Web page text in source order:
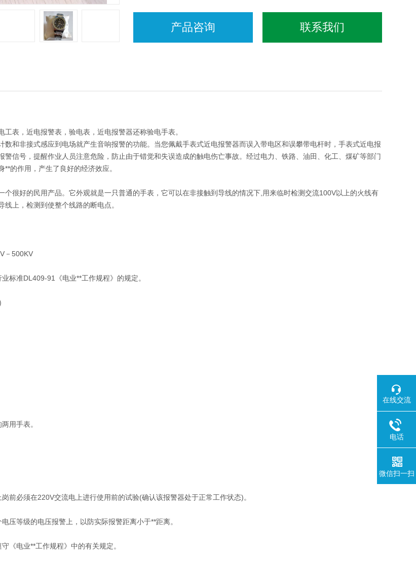
产品咨询 联系我们
工表，近电报警表，验电表，近电报警器还称验电手表。
数和非接式感应到电场就产生音响报警的功能。当您佩戴手表式近电报警器而误入带电区和误攀带电杆时，手表式近电报
警信号，提醒作业人员注意危险，防止由于错觉和失误造成的触电伤亡事故。经过电力、铁路、油田、化工、煤矿等部门
**的作用，产生了良好的经济效应。
个很好的民用产品。它外观就是一只普通的手表，它可以在非接触到导线的情况下,用来临时检测交流100V以上的火线有
线上，检测到使整个线路的断电点。
－500KV
标准DL409-91《电业**工作规程》的规定。
用手表。
前必须在220V交流电上进行使用前的试验(确认该报警器处于正常工作状态)。
压等级的电压报警上，以防实际报警距离小于**距离。
《电业**工作规程》中的有关规定。
在线交流
电话
微信扫一扫